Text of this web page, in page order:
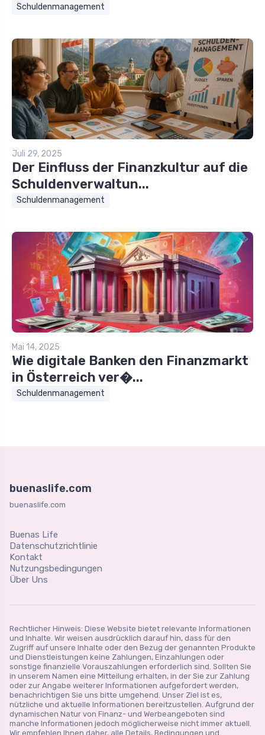
Schuldenmanagement
Juli 29, 2025
Der Einfluss der Finanzkultur auf die
Schuldenverwaltun...
Schuldenmanagement
Mai 14, 2025
Wie digitale Banken den Finanzmarkt
in Österreich ver�...
Schuldenmanagement
buenaslife.com
buenaslife.com
Buenas Life
Datenschutzrichtlinie
Kontakt
Nutzungsbedingungen
Über Uns
Rechtlicher Hinweis: Diese Website bietet relevante Informationen
und Inhalte. Wir weisen ausdrücklich darauf hin, dass für den
Zugriff auf unsere Inhalte oder den Bezug der genannten Produkte
und Dienstleistungen keine Zahlungen, Einzahlungen oder
sonstige finanzielle Vorauszahlungen erforderlich sind. Sollten Sie
in unserem Namen eine Mitteilung erhalten, in der Sie zur Zahlung
oder zur Angabe weiterer Informationen aufgefordert werden,
benachrichtigen Sie uns bitte umgehend. Unser Ziel ist es,
nützliche und aktuelle Informationen bereitzustellen. Aufgrund der
dynamischen Natur von Finanz- und Werbeangeboten sind
manche Informationen jedoch möglicherweise nicht immer aktuell.
Wir empfehlen Ihnen daher, alle Details, Bedingungen und